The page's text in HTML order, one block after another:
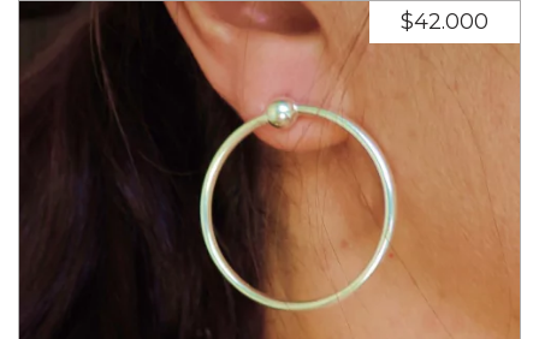
$42.000